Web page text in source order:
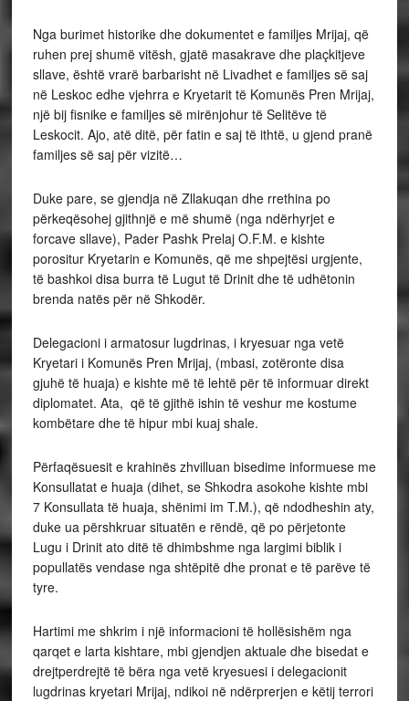
Nga burimet historike dhe dokumentet e familjes Mrijaj, që
ruhen prej shumë vitësh, gjatë masakrave dhe plaçkitjeve
sllave, është vrarë barbarisht në Livadhet e familjes së saj
në Leskoc edhe vjehrra e Kryetarit të Komunës Pren Mrijaj,
një bij fisnike e familjes së mirënjohur të Selitëve të
Leskocit. Ajo, atë ditë, për fatin e saj të ithtë, u gjend pranë
familjes së saj për vizitë…
Duke pare, se gjendja në Zllakuqan dhe rrethina po
përkeqësohej gjithnjë e më shumë (nga ndërhyrjet e
forcave sllave), Pader Pashk Prelaj O.F.M. e kishte
porositur Kryetarin e Komunës, që me shpejtësi urgjente,
të bashkoi disa burra të Lugut të Drinit dhe të udhëtonin
brenda natës për në Shkodër.
Delegacioni i armatosur lugdrinas, i kryesuar nga vetë
Kryetari i Komunës Pren Mrijaj, (mbasi, zotëronte disa
gjuhë të huaja) e kishte më të lehtë për të informuar direkt
diplomatet. Ata, që të gjithë ishin të veshur me kostume
kombëtare dhe të hipur mbi kuaj shale.
Përfaqësuesit e krahinës zhvilluan bisedime informuese me
Konsullatat e huaja (dihet, se Shkodra asokohe kishte mbi
7 Konsullata të huaja, shënimi im T.M.), që ndodheshin aty,
duke ua përshkruar situatën e rëndë, që po përjetonte
Lugu i Drinit ato ditë të dhimbshme nga largimi biblik i
popullatës vendase nga shtëpitë dhe pronat e të parëve të
tyre.
Hartimi me shkrim i një informacioni të hollësishëm nga
qarqet e larta kishtare, mbi gjendjen aktuale dhe bisedat e
drejtperdrejtë të bëra nga vetë kryesuesi i delegacionit
lugdrinas kryetari Mrijaj, ndikoi në ndërprerjen e këtij terrori